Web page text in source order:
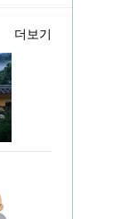
더보기